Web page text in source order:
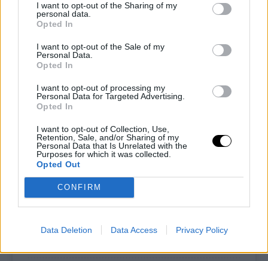
I want to opt-out of the Sharing of my
personal data.
Opted In
I want to opt-out of the Sale of my
Personal Data.
Opted In
I want to opt-out of processing my
Personal Data for Targeted Advertising.
Opted In
I want to opt-out of Collection, Use,
Retention, Sale, and/or Sharing of my
Personal Data that Is Unrelated with the
Purposes for which it was collected.
Opted Out
CONFIRM
Data Deletion Data Access Privacy Policy
Mescola ancora finché la besciamella
non sarà densa.
Versa in una tazza e lascia
per condire le tue pietanze.
Video della ricetta su YouTube